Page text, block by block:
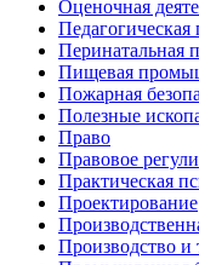
Оценочная
Педагогическая
Перинатальная
Пищевая
Пожарная
Полезные
Право
Правовое
Практическая
Проектирование
Производство и